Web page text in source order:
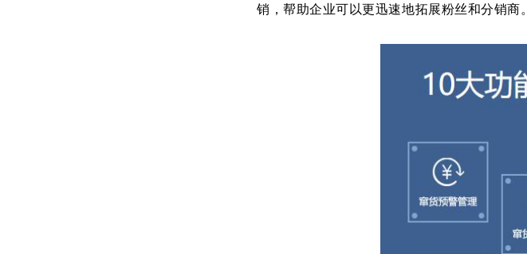
销，帮助企业可以更迅速地拓展粉丝和分销商。